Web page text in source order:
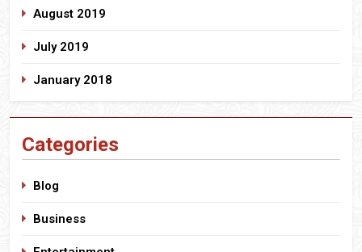
August 2019
July 2019
January 2018
Categories
Blog
Business